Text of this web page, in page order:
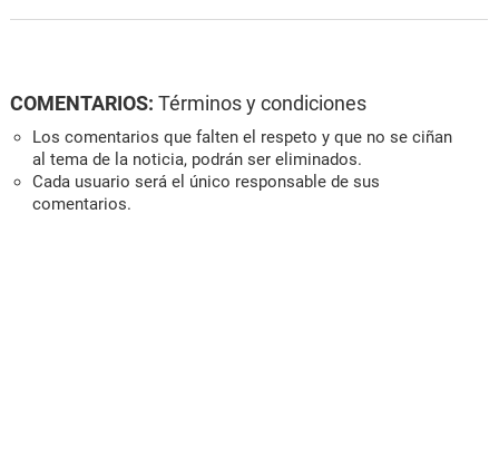
COMENTARIOS: Términos y condiciones
Los comentarios que falten el respeto y que no se ciñan
al tema de la noticia, podrán ser eliminados.
Cada usuario será el único responsable de sus
comentarios.